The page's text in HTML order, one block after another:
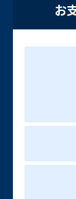
お